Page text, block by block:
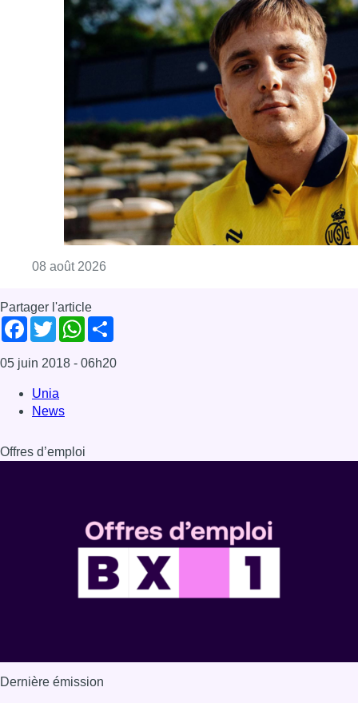
08 août 2026
Partager l'article
Facebook
TwitterWhatsApp
05 juin 2018 - 06h20
Unia
News
Offres d’emploi
Dernière émission